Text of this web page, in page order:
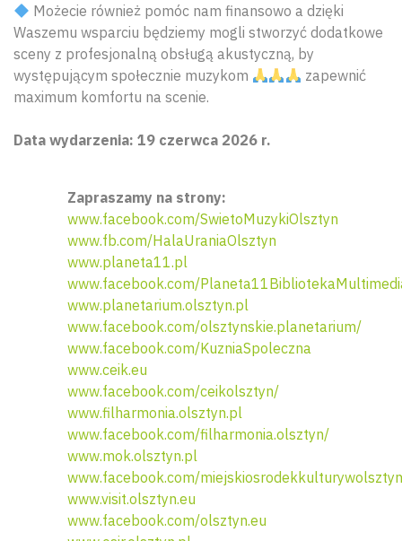
Możecie również pomóc nam finansowo a dzięki
Waszemu wsparciu będziemy mogli stworzyć dodatkowe
sceny z profesjonalną obsługą akustyczną, by
występującym społecznie muzykom
zapewnić
maximum komfortu na scenie.
Data wydarzenia: 19 czerwca 2026 r.
Zapraszamy na strony:
www.facebook.com/SwietoMuzykiOlsztyn
www.fb.com/HalaUraniaOlsztyn
www.planeta11.pl
www.facebook.com/
www.planetarium.olsztyn.pl
www.facebook.com/olsztynskie.planetarium/
www.facebook.com/KuzniaSpoleczna
www.ceik.eu
www.facebook.com/ceikolsztyn/
www.filharmonia.olsztyn.pl
www.facebook.com/filharmonia.olsztyn/
www.mok.olsztyn.pl
www.facebook.com/
www.visit.olsztyn.eu
www.facebook.com/olsztyn.eu